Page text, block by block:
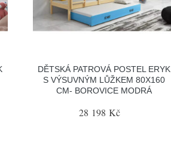
DĚTSKÁ PATROVÁ POSTEL ERYK
S VÝSUVNÝM LŮŽKEM 80X160
CM- BOROVICE MODRÁ
28 198 Kč